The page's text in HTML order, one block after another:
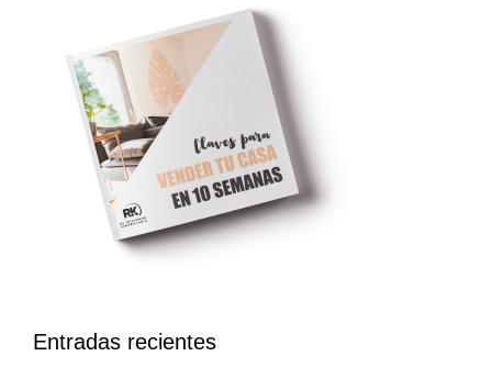
Entradas recientes